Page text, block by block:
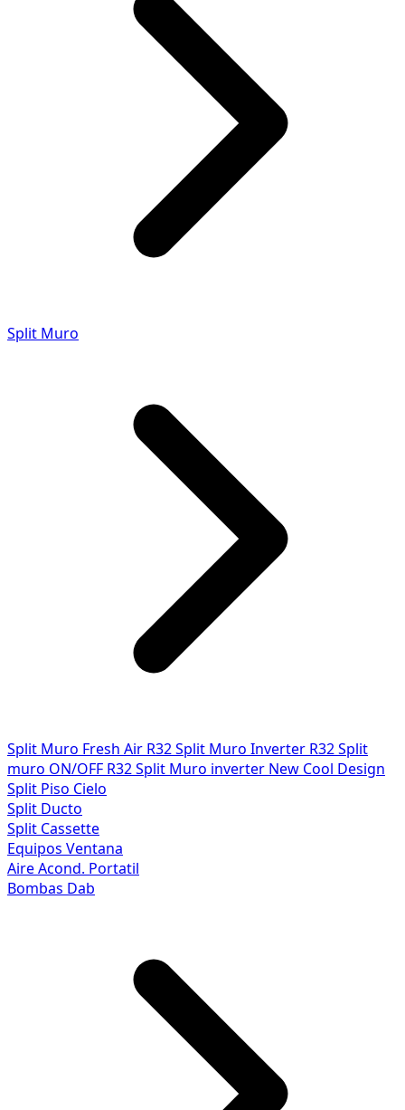
Split Muro
Split Muro Fresh Air R32Split Muro Inverter R32Split
muro ON/OFF R32Split Muro inverter New Cool Design
Split Piso Cielo
Split Ducto
Split Cassette
Equipos Ventana
Aire Acond. Portatil
Bombas Dab